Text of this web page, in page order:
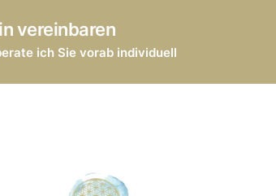
vereinbaren
ich Sie vorab individuell